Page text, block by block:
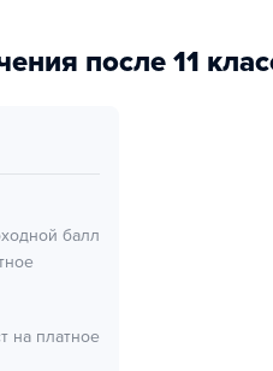
после 11
балл
на платное